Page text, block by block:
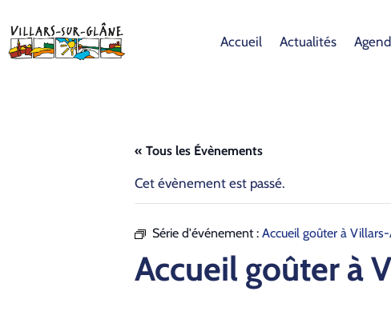
Accueil Actualités
« Tous les Évènements
Cet évènement est passé.
Série d'événement : Accueil goûter à
Accueil goûter à